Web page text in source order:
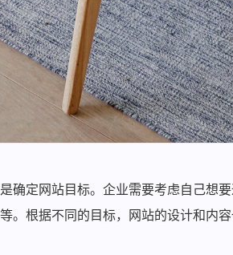
确定网站目标。企业需要考虑自己想
。根据不同的目标，网站的设计和内容